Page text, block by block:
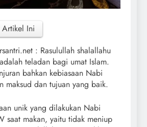
Artikel Ini
: Rasulullah shalallahu
teladan bagi umat Islam.
bahkan kebiasaan Nabi
maksud dan tujuan yang baik.
unik yang dilakukan Nabi
saat makan, yaitu tidak meniup